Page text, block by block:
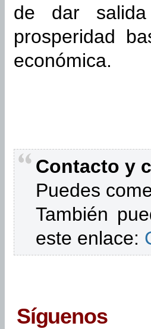
de dar
prosperidad
económica.
Contacto y
Puedes
También
este enlace:
Síguenos